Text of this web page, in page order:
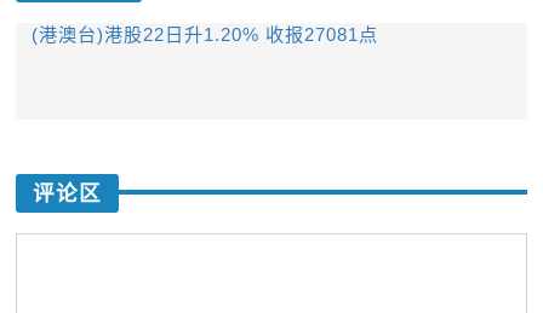
(港澳台)港股22日升1.20% 收报27081点
评论区